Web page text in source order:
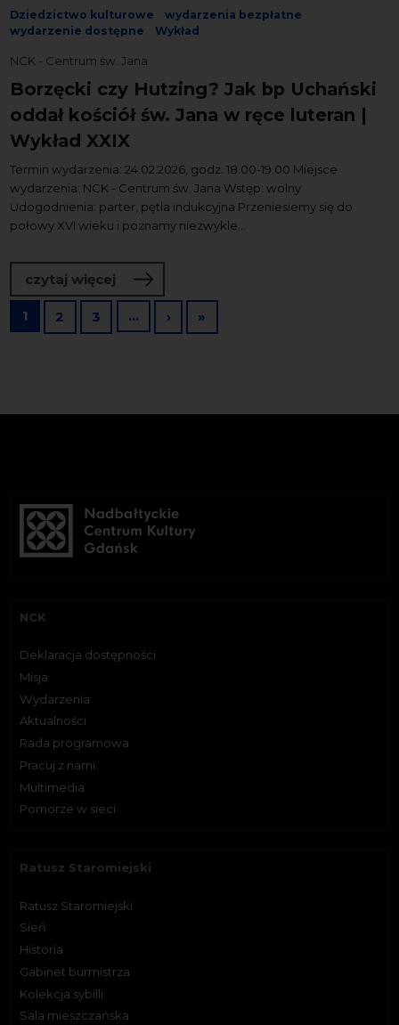
Dziedzictwo kulturowe
wydarzenia bezpłatne
wydarzenie dostępne
Wykład
NCK - Centrum św. Jana
Borzęcki czy Hutzing? Jak bp Uchański
oddał kościół św. Jana w ręce luteran |
Wykład XXIX
Termin wydarzenia: 24.02.2026, godz. 18.00-19.00 Miejsce
wydarzenia: NCK - Centrum św. Jana Wstęp: wolny
Udogodnienia: parter, pętla indukcyjna Przeniesiemy się do
połowy XVI wieku i poznamy niezwykle...
czytaj więcej o Borzęcki czy Hutzing? Jak bp
Stronicowanie
1 2 3 … ›Następna strona
»
NCK
Deklaracja dostępności
Misja
Wydarzenia
Aktualności
Rada programowa
Pracuj z nami
Multimedia
Pomorze w sieci
Ratusz Staromiejski
Ratusz Staromiejski
Sień
Historia
Gabinet burmistrza
Kolekcja sybilli
Sala mieszczańska